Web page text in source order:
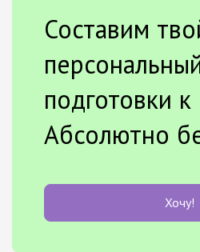
Составим
подготовки
Абсолютно
Хочу!